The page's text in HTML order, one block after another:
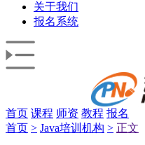
关于我们
报名系统
首页 课程 师资 教程 报名
首页 > Java培训机构 > 正文